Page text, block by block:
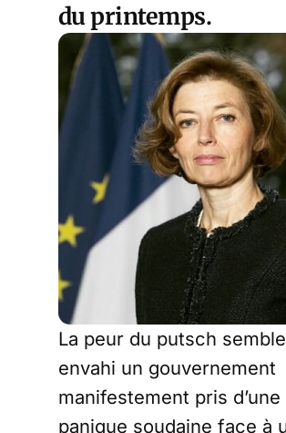
du printemps.
La peur du putsch
envahi un gouvernement
manifestement pris d’une
panique soudaine face à